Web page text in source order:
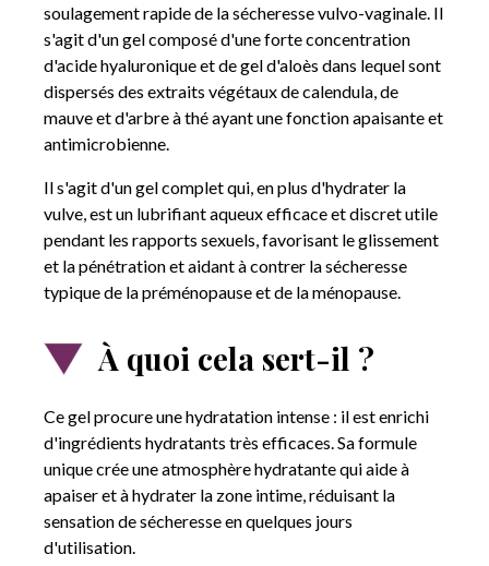
soulagement rapide de la sécheresse vulvo-vaginale. Il
s'agit d'un gel composé d'une forte concentration
d'acide hyaluronique et de gel d'aloès dans lequel sont
dispersés des extraits végétaux de calendula, de
mauve et d'arbre à thé ayant une fonction apaisante et
antimicrobienne.
Il s'agit d'un gel complet qui, en plus d'hydrater la
vulve, est un lubrifiant aqueux efficace et discret utile
pendant les rapports sexuels, favorisant le glissement
et la pénétration et aidant à contrer la sécheresse
typique de la préménopause et de la ménopause.
À quoi cela sert-il ?
Ce gel procure une hydratation intense : il est enrichi
d'ingrédients hydratants très efficaces. Sa formule
unique crée une atmosphère hydratante qui aide à
apaiser et à hydrater la zone intime, réduisant la
sensation de sécheresse en quelques jours
d'utilisation.